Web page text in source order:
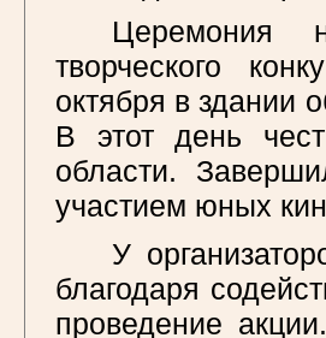
Церемония
творческого
октября в здании
В этот день
области.
участием юных
У
благодаря
проведение